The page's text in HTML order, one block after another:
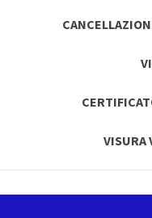
VISURA